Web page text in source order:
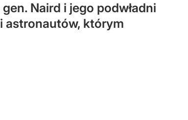
Naird i jego podwładni
astronautów, którym